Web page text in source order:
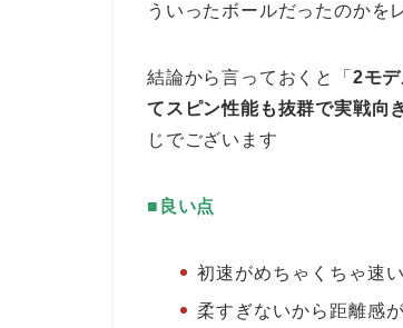
ういったボールだったのかを
結論から言っておくと「 2モ
てスピン性能も抜群で実戦向
じでございます
■良い点
初速がめちゃくちゃ速い
柔すぎないから距離感